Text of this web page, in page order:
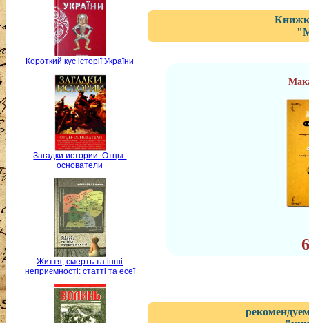
Короткий кус історії України
Загадки истории. Отцы-
основатели
Життя, смерть та інші
неприємності: статті та есеї